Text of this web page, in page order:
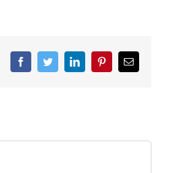
FacebookTwitterLinkedInPinterestCorreo
electrónico